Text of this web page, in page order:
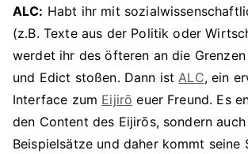
ALC: Habt ihr mit
(z.B. Texte aus der Politik oder
werdet ihr des öfteren an die
und Edict stoßen. Dann istALC, ein
Interface zum Eijirō euer Freund. Es
den Content des Eijirōs, sondern
Beispielsätze und daher kommt seine